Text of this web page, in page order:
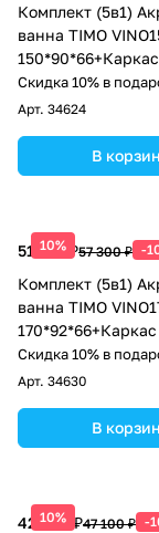
Комплект (5в1)
ванна TIMO
панель+Торцевая
Скидка 10% в
Арт. 34624
В
10%
51 570 ₽57 300 ₽ -
Комплект (5в1)
ванна TIMO
панель+Торцевая
Скидка 10% в
Арт. 34630
В
10%
42 390 ₽47 100 ₽ -